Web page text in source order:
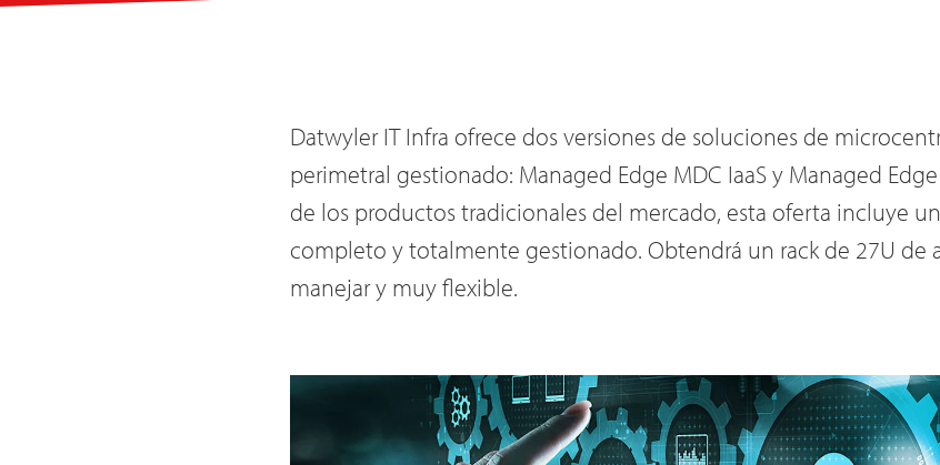
Datwyler IT Infra ofrece dos versiones de soluciones de
perimetral gestionado: Managed Edge MDC IaaS y Managed
de los productos tradicionales del mercado, esta oferta incluye
completo y totalmente gestionado. Obtendrá un rack de 27U de
manejar y muy flexible.